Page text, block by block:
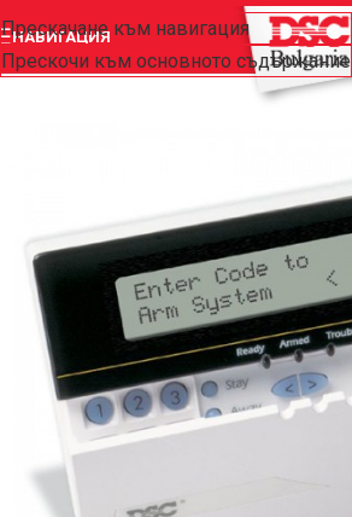
Прескачане към навигация
Прескочи към основното съдържание
НАВИГАЦИЯ